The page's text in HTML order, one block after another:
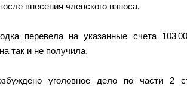
внесения членского взноса.
перевела на указанные счета 103
так и не получила.
уголовное дело по части 2